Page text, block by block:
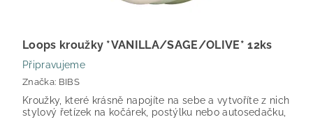
Loops kroužky *VANILLA/SAGE/OLIVE* 12ks
Připravujeme
Značka: BIBS
Kroužky, které krásně napojíte na sebe a vytvoříte z nich
stylový řetízek na kočárek, postýlku nebo autosedačku,